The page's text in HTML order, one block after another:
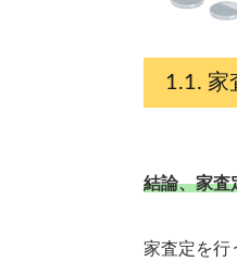
家
結論、家査
家査定を行